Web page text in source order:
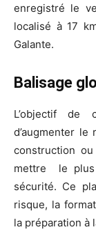
enregistré le
localisé à 17
Galante.
Balisage
L’objectif
d’augmenter le
construction
mettre le plus
sécurité. Ce
risque, la
la préparation à